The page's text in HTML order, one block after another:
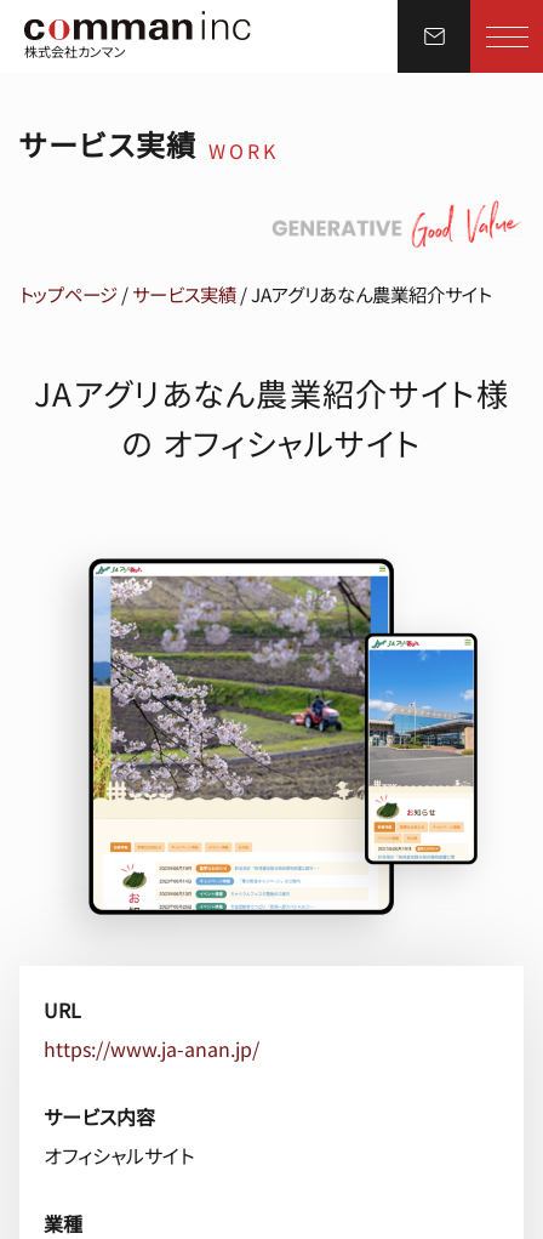
株式会社カンマン
サービス実績 WORK
トップページ/サービス実績/JAアグリあなん農業紹介サイト
JAアグリあなん農業紹介サイト様
の オフィシャルサイト
URL
https://www.ja-anan.jp/
サービス内容
オフィシャルサイト
業種